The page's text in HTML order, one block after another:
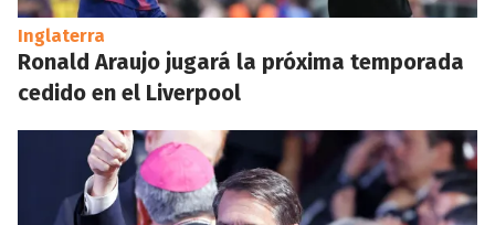
Inglaterra
Ronald Araujo jugará la próxima temporada
cedido en el Liverpool